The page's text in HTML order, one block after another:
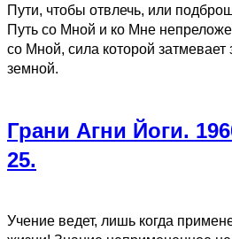
Пути, чтобы отвлечь, или
Путь со Мной и ко Мне
со Мной, сила которой
земной.
Грани Агни Йоги.
25.
Учение ведет, лишь когда